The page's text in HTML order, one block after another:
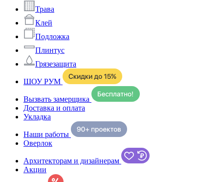
Трава
Клей
Подложка
Плинтус
Грязезащита
ШОУ РУМ
Вызвать замерщика
Доставка и оплата
Укладка
Наши работы
Оверлок
Архитекторам и дизайнерам
Акции